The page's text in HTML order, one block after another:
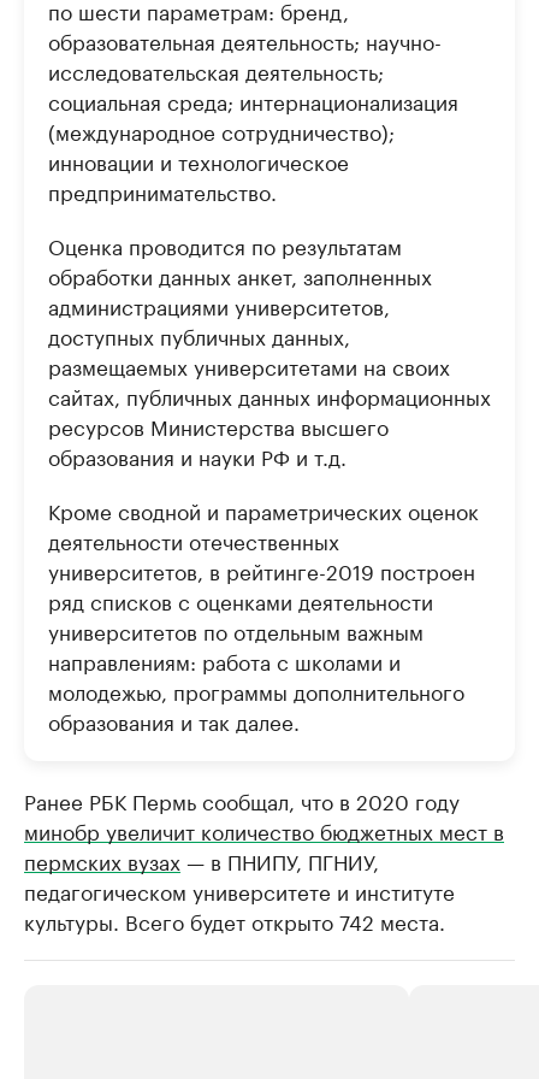
по шести параметрам: бренд,
образовательная деятельность; научно-
исследовательская деятельность;
социальная среда; интернационализация
(международное сотрудничество);
инновации и технологическое
предпринимательство.
Оценка проводится по результатам
обработки данных анкет, заполненных
администрациями университетов,
доступных публичных данных,
размещаемых университетами на своих
сайтах, публичных данных информационных
ресурсов Министерства высшего
образования и науки РФ и т.д.
Кроме сводной и параметрических оценок
деятельности отечественных
университетов, в рейтинге-2019 построен
ряд списков с оценками деятельности
университетов по отдельным важным
направлениям: работа с школами и
молодежью, программы дополнительного
образования и так далее.
Ранее РБК Пермь сообщал, что в 2020 году
минобр увеличит количество бюджетных мест в
пермских вузах — в ПНИПУ, ПГНИУ,
педагогическом университете и институте
культуры. Всего будет открыто 742 места.